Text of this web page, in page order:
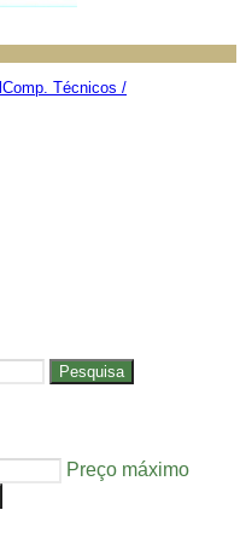
Comp. Técnicos /
Pesquisa
Preço máximo